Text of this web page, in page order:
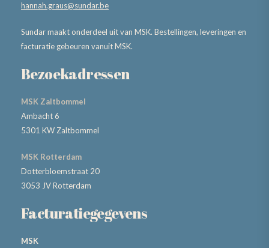
hannah.graus@sundar.be
Sundar maakt onderdeel uit van MSK. Bestellingen, leveringen en
facturatie gebeuren vanuit MSK.
Bezoekadressen
MSK Zaltbommel
Ambacht 6
5301 KW Zaltbommel
MSK Rotterdam
Dotterbloemstraat 20
3053 JV Rotterdam
Facturatiegegevens
MSK